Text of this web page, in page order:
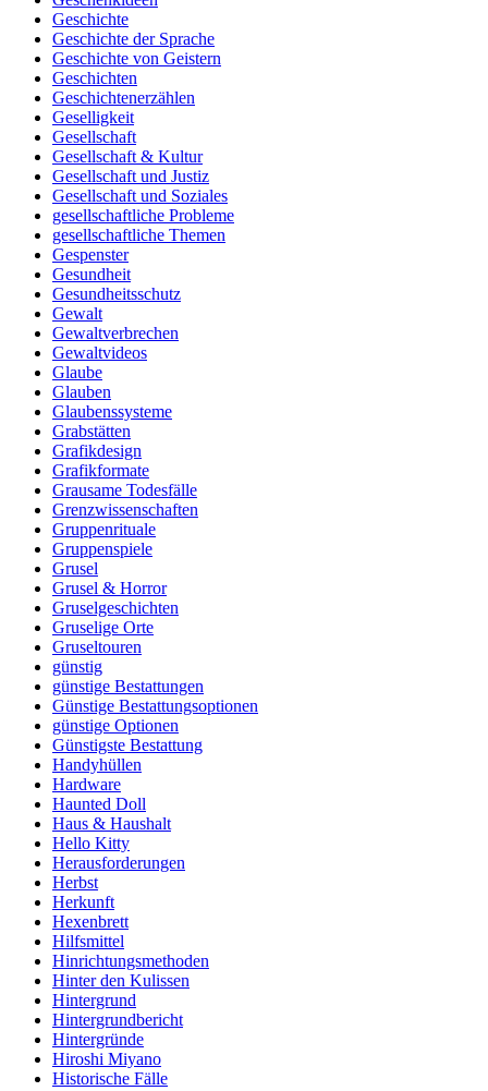
Geschichte
Geschichte der Sprache
Geschichte von Geistern
Geschichten
Geschichtenerzählen
Geselligkeit
Gesellschaft
Gesellschaft & Kultur
Gesellschaft und Justiz
Gesellschaft und Soziales
gesellschaftliche Probleme
gesellschaftliche Themen
Gespenster
Gesundheit
Gesundheitsschutz
Gewalt
Gewaltverbrechen
Gewaltvideos
Glaube
Glauben
Glaubenssysteme
Grabstätten
Grafikdesign
Grafikformate
Grausame Todesfälle
Grenzwissenschaften
Gruppenrituale
Gruppenspiele
Grusel
Grusel & Horror
Gruselgeschichten
Gruselige Orte
Gruseltouren
günstig
günstige Bestattungen
Günstige Bestattungsoptionen
günstige Optionen
Günstigste Bestattung
Handyhüllen
Hardware
Haunted Doll
Haus & Haushalt
Hello Kitty
Herausforderungen
Herbst
Herkunft
Hexenbrett
Hilfsmittel
Hinrichtungsmethoden
Hinter den Kulissen
Hintergrund
Hintergrundbericht
Hintergründe
Hiroshi Miyano
Historische Fälle